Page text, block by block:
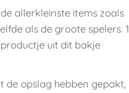
allerkleinste items zoals
als de groote spelers. 1
uit dit bakje
de opslag hebben gepakt,